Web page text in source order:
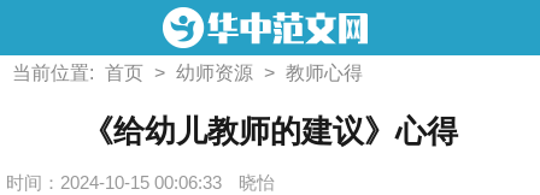
当前位置: 首页 > 幼师资源 > 教师心得
《给幼儿教师的建议》心得
时间：2024-10-15 00:06:33 晓怡